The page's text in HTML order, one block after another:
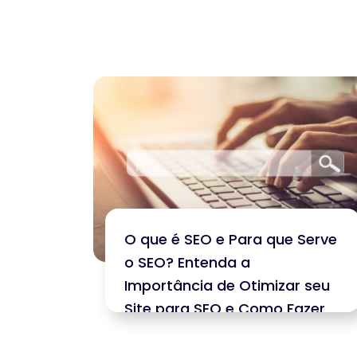
O que é SEO e Para que Serve
o SEO? Entenda a
Importância de Otimizar seu
Site para SEO e Como Fazer